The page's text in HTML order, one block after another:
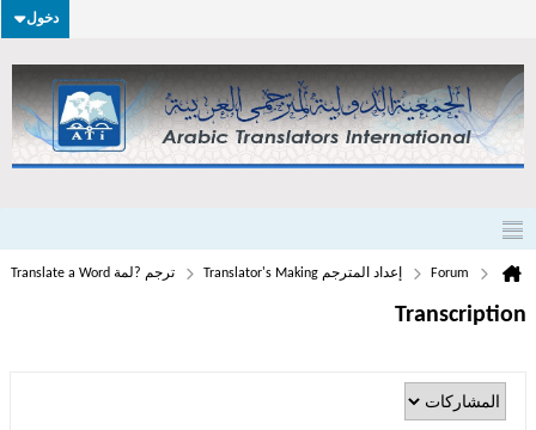
دخول
Forum إعداد المترجم Translator's Making ترجم ?لمة Translate a Word
Transcription